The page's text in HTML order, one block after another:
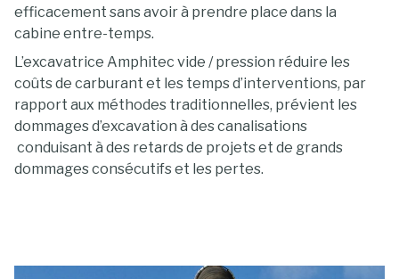
efficacement sans avoir à prendre place dans la
cabine entre-temps.
L’excavatrice Amphitec vide / pression réduire les
coûts de carburant et les temps d’interventions, par
rapport aux méthodes traditionnelles, prévient les
dommages d’excavation à des canalisations
conduisant à des retards de projets et de grands
dommages consécutifs et les pertes.